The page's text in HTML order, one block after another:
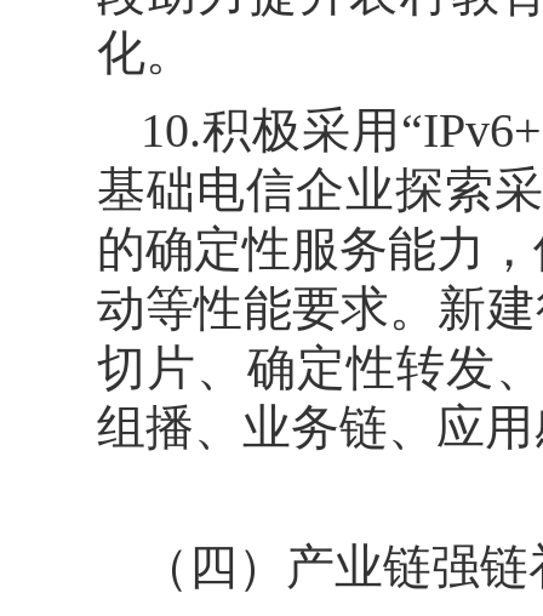
化。
10.积极采用
基础电信企业探索
的确定性服务能力
动等性能要求。新
切片、确定性转发
组播、业务链、应
（四）产业链强